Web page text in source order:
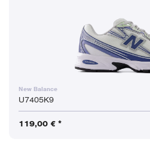
New Balance
U7405K9
119,00 € *